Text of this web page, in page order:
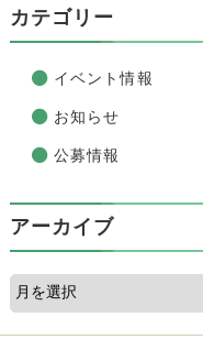
カテゴリー
イベント情報
お知らせ
公募情報
アーカイブ